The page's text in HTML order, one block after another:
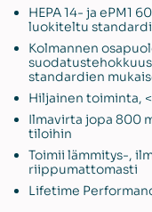
HEPA 14- ja ePM1
luokiteltu
Kolmannen
suodatustehokkuus
standardien
Hiljainen toiminta, <
Ilmavirta jopa 800
tiloihin
Toimii lämmitys-,
riippumattomasti
Lifetime